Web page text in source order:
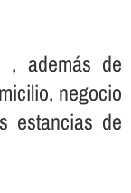
, además de
negocio
estancias de